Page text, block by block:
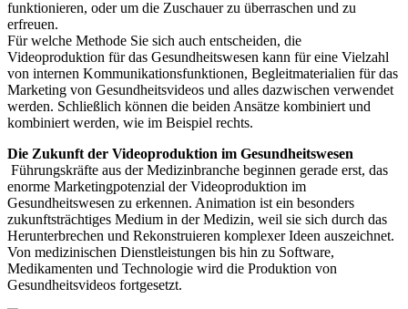
funktionieren, oder um die Zuschauer zu überraschen und zu
erfreuen.
Für welche Methode Sie sich auch entscheiden, die
Videoproduktion für das Gesundheitswesen kann für eine Vielzahl
von internen Kommunikationsfunktionen, Begleitmaterialien für das
Marketing von Gesundheitsvideos und alles dazwischen verwendet
werden. Schließlich können die beiden Ansätze kombiniert und
kombiniert werden, wie im Beispiel rechts.
Die Zukunft der Videoproduktion im Gesundheitswesen
Führungskräfte aus der Medizinbranche beginnen gerade erst, das
enorme Marketingpotenzial der Videoproduktion im
Gesundheitswesen zu erkennen. Animation ist ein besonders
zukunftsträchtiges Medium in der Medizin, weil sie sich durch das
Herunterbrechen und Rekonstruieren komplexer Ideen auszeichnet.
Von medizinischen Dienstleistungen bis hin zu Software,
Medikamenten und Technologie wird die Produktion von
Gesundheitsvideos fortgesetzt.